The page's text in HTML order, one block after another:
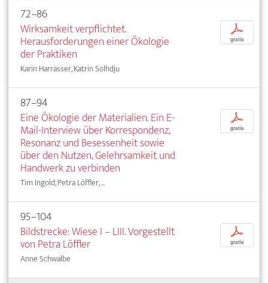
72–86
Wirksamkeit verpflichtet.
Herausforderungen einer Ökologie
der Praktiken
Karin Harrasser, Katrin Solhdju
p
gratis
87–94
Eine Ökologie der Materialien. Ein E-
Mail-Interview über Korrespondenz,
Resonanz und Besessenheit sowie
über den Nutzen, Gelehrsamkeit und
Handwerk zu verbinden
Tim Ingold, Petra Löffler, ...
p
gratis
95–104
Bildstrecke: Wiese I – LIII. Vorgestellt
von Petra Löffler
Anne Schwalbe
p
gratis